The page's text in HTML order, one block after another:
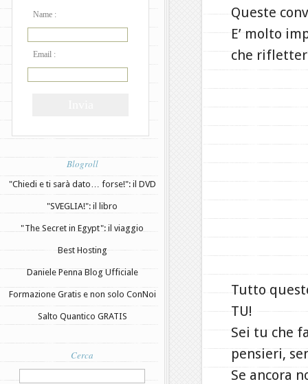
Name :
Email :
Blogroll
"Chiedi e ti sarà dato… forse!": il DVD
"SVEGLIA!": il libro
"The Secret in Egypt": il viaggio
Best Hosting
Daniele Penna Blog Ufficiale
Formazione Gratis e non solo ConNoi
Salto Quantico GRATIS
Cerca
Queste
E’ molto
che
Tutto
TU!
Sei tu che
pensieri,
Se ancora